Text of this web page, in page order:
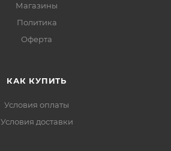
Магазины
Политика
Офертa
КАК КУПИТЬ
Условия оплаты
Условия доставки